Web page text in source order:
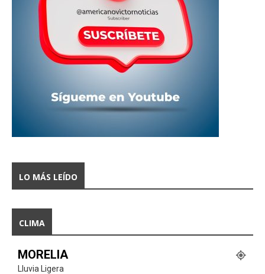
LO MÁS LEÍDO
CLIMA
MORELIA
Lluvia Ligera